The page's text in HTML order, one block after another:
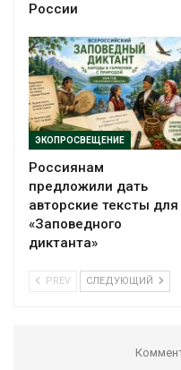
России
ЭКОПРОСВЕЩЕНИЕ
Россиянам
предложили дать
авторские тексты для
«Заповедного
диктанта»
PREV СЛЕДУЮЩИЙ